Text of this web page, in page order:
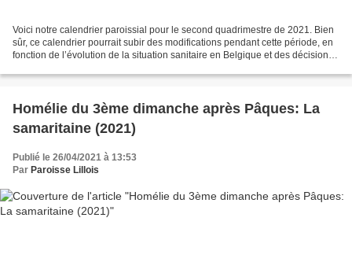
Voici notre calendrier paroissial pour le second quadrimestre de 2021. Bien
sûr, ce calendrier pourrait subir des modifications pendant cette période, en
fonction de l’évolution de la situation sanitaire en Belgique et des décisions
Homélie du 3ème dimanche après Pâques: La
samaritaine (2021)
Publié le 26/04/2021 à 13:53
Par Paroisse Lillois